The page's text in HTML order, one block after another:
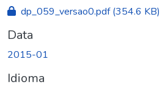
dp_059_versao0.pdf(354.6 KB)
Data
2015-01
Idioma